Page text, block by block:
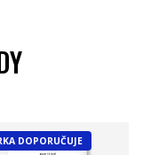
DOPORUČUJE